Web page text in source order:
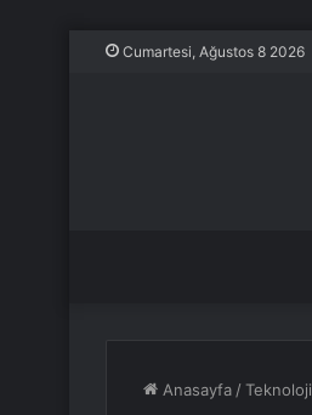
Cumartesi, Ağustos 8 2026
Anasayfa /Teknoloji